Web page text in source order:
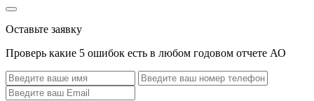
Оставьте заявку
Проверь какие 5 ошибок есть в любом годовом отчете АО